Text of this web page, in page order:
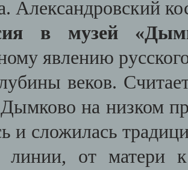
Александровский
в музей
явлению
веков.
на низком
и сложилась
линии, от матери